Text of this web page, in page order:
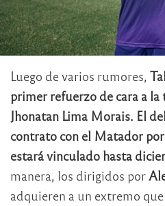
Luego de varios rumores,
primer refuerzo de cara a
Jhonatan Lima Morais. El
contrato con el Matador
estará vinculado hasta
manera, los dirigidos por
adquieren a un extremo